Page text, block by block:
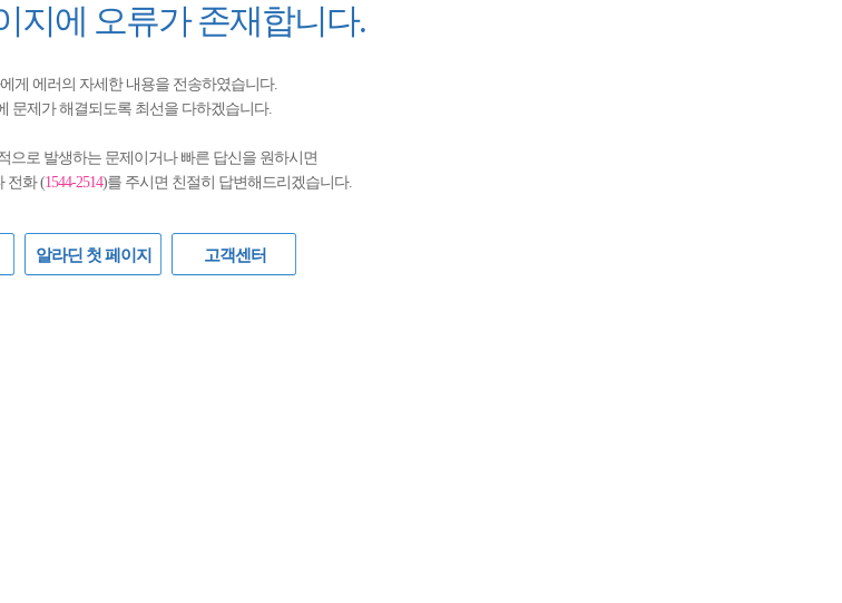
지에 오류가 존재합니다.
게 에러의 자세한 내용을 전송하였습니다.
문제가 해결되도록 최선을 다하겠습니다.
으로 발생하는 문제이거나 빠른 답신을 원하시면
전화 (1544-2514)를 주시면 친절히 답변해드리겠습니다.
알라딘 첫 페이지 고객센터